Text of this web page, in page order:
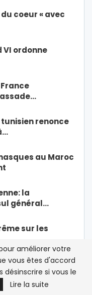
coeur « avec
VI ordonne
renonce
au Maroc
la
général…
sur les
s’offre une
améliorer votre
vous êtes d'accord
désinscrire si vous le
Lire la suite